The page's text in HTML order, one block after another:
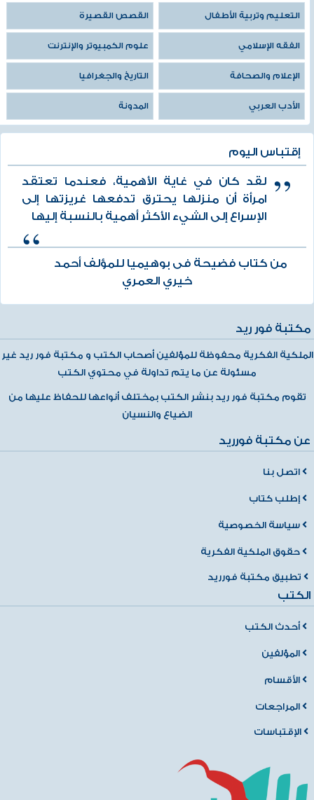
التعليم وتربية الأطفال القصص القصيرة
الفقه الإسلامي علوم الكمبيوتر والإنترنت
الإعلام والصحافة التاريخ والجغرافيا
الأدب العربي المدونة
إقتباس اليوم
لقد كان في غاية الأهمية، فعندما تعتقد
امرأة أن منزلها يحترق تدفعها غريزتها إلى
الإسراع إلى الشيء الأكثر أهمية بالنسبة إليها
من كتاب فضيحة فى بوهيميا للمؤلف أحمد
خيري العمري
مكتبة فور ريد
الملكية الفكرية محفوظة للمؤلفين أصحاب الكتب و مكتبة فور ريد غير
مسئولة عن ما يتم تداولة في محتوي الكتب
تقوم مكتبة فور ريد بنشر الكتب بمختلف أنواعها للحفاظ عليها من
الضياع والنسيان
عن مكتبة فورريد
اتصل بنا
إطلب كتاب
سياسة الخصوصية
حقوق الملكية الفكرية
تطبيق مكتبة فورريد
الكتب
أحدث الكتب
المؤلفين
الأقسام
المراجعات
الإقتباسات